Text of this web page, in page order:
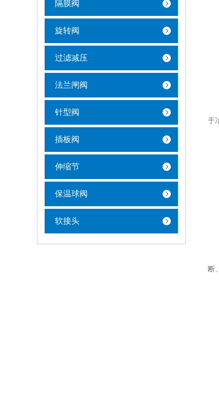
①
②
③
于
①
②
③
断
①
②
③
隔膜阀
旋转阀
过滤减压
法兰闸阀
针型阀
插板阀
伸缩节
保温球阀
软接头